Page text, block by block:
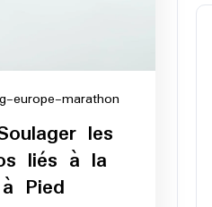
europe-marathon
les
liés à la
Pied